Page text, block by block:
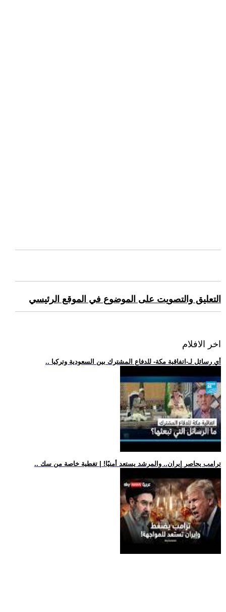
التعليق والتصويت على الموضوع في الموقع الرئيسي
اخر الافلام
.. أي رسائل لـ-اتفاقية مكة- للدفاع المشترك بين السعودية وتركيا
.. ترامب يحاصر إيران.. والمرشد يستعد أمنيًا! | تغطية خاصة من سك